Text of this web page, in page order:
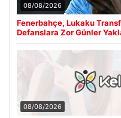
08/08/2026
Fenerbahçe, Lukaku
Defanslara Zor Günler
08/08/2026